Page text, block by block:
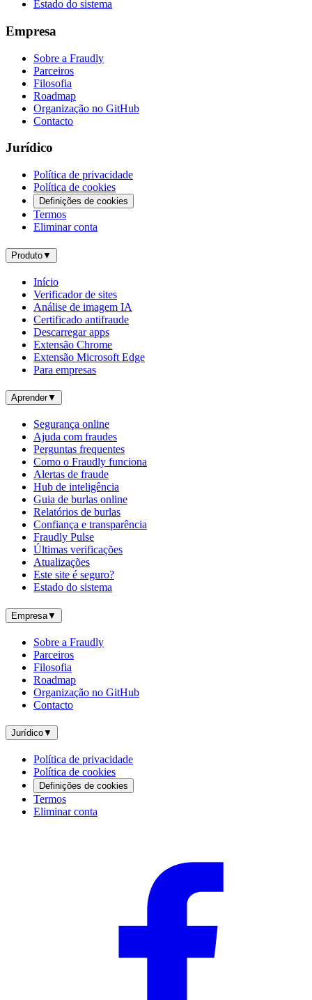
Estado do sistema
Empresa
Sobre a Fraudly
Parceiros
Filosofia
Roadmap
Organização no GitHub
Contacto
Jurídico
Política de privacidade
Política de cookies
Definições de cookies
Termos
Eliminar conta
Produto▼
Início
Verificador de sites
Análise de imagem IA
Certificado antifraude
Descarregar apps
Extensão Chrome
Extensão Microsoft Edge
Para empresas
Aprender▼
Segurança online
Ajuda com fraudes
Perguntas frequentes
Como o Fraudly funciona
Alertas de fraude
Hub de inteligência
Guia de burlas online
Relatórios de burlas
Confiança e transparência
Fraudly Pulse
Últimas verificações
Atualizações
Este site é seguro?
Estado do sistema
Empresa▼
Sobre a Fraudly
Parceiros
Filosofia
Roadmap
Organização no GitHub
Contacto
Jurídico▼
Política de privacidade
Política de cookies
Definições de cookies
Termos
Eliminar conta